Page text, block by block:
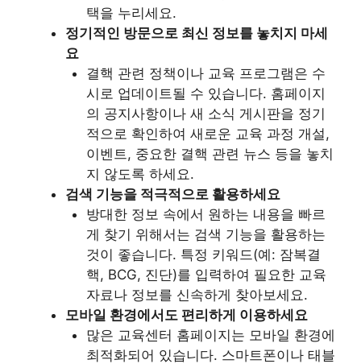
택을 누리세요.
정기적인 방문으로 최신 정보를 놓치지 마세
요
결핵 관련 정책이나 교육 프로그램은 수
시로 업데이트될 수 있습니다. 홈페이지
의 공지사항이나 새 소식 게시판을 정기
적으로 확인하여 새로운 교육 과정 개설,
이벤트, 중요한 결핵 관련 뉴스 등을 놓치
지 않도록 하세요.
검색 기능을 적극적으로 활용하세요
방대한 정보 속에서 원하는 내용을 빠르
게 찾기 위해서는 검색 기능을 활용하는
것이 좋습니다. 특정 키워드(예: 잠복결
핵, BCG, 진단)를 입력하여 필요한 교육
자료나 정보를 신속하게 찾아보세요.
모바일 환경에서도 편리하게 이용하세요
많은 교육센터 홈페이지는 모바일 환경에
최적화되어 있습니다. 스마트폰이나 태블